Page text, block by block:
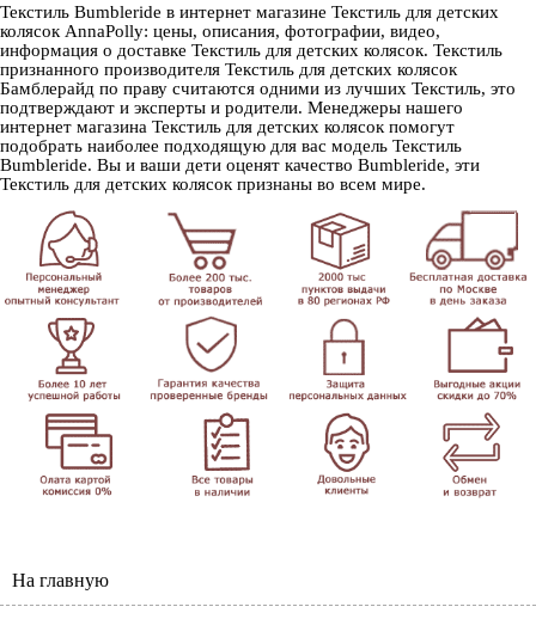
Текстиль Bumbleride в интернет магазине Текстиль для детских
колясок AnnaPolly: цены, описания, фотографии, видео,
информация о доставке Текстиль для детских колясок. Текстиль
признанного производителя Текстиль для детских колясок
Бамблерайд по праву считаются одними из лучших Текстиль, это
подтверждают и эксперты и родители. Менеджеры нашего
интернет магазина Текстиль для детских колясок помогут
подобрать наиболее подходящую для вас модель Текстиль
Bumbleride. Вы и ваши дети оценят качество Bumbleride, эти
Текстиль для детских колясок признаны во всем мире.
На главную